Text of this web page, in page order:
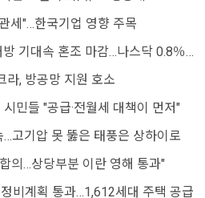
세"…한국기업 영향 주목
기대속 혼조 마감…나스닥 0.8％
라, 방공망 지원 호소
민들 "공급·전월세 대책이 먼저"
고기압 못 뚫은 태풍은 상하이로
의…상당부분 이란 영해 통과"
비계획 통과…1,612세대 주택 공급